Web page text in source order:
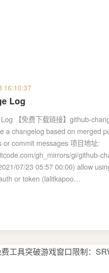
16:10:37
Log
【免费下载链接】github-
a changelog based on merged
or commit messages 项目地址:
gh_mirrors/gi/github-
07/23 05:57 00:00) allow
or token (lalitkapoo…